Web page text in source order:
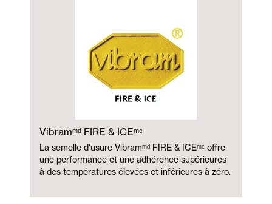
Vibramᵐᵈ FIRE & ICEᵐᶜ
La semelle d'usure Vibramᵐᵈ FIRE & ICEᵐᶜ offre
une performance et une adhérence supérieures
à des températures élevées et inférieures à zéro.